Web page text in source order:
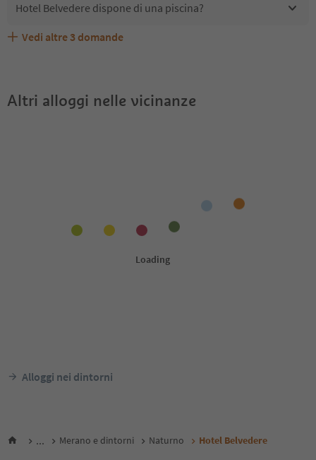
Hotel Belvedere dispone di una piscina?
Hotel Belvedere accetta animali domestici?
Quali servizi/attività sono disponibili presso Hotel
Gli ospiti di Hotel Belvedere ricevono l'Alto Adige Guest
Vedi altre 3 domande
Altri alloggi nelle vicinanze
Alloggi nei dintorni
... Merano e dintorni Naturno Hotel Belvedere